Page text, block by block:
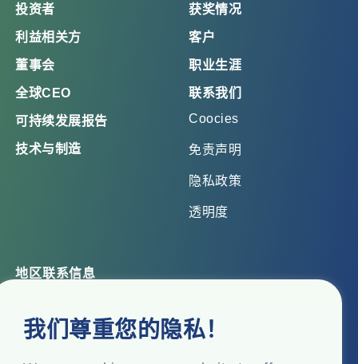
我们尊重您的隐私！
投资者
利益相关方
董事会
全球CEO
可持续发展报告
技术与制造
获奖情况
客户
职业生涯
联系我们
Coocies
免责声明
隐私政策
透明度
地区联系信息
Top Floor, Times Tower, Kamala City, Senapati Bapat
Marg, Lower Parel, Mumbai – 400 013, Maharashtra,